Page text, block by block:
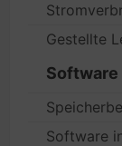
Gestellte
Software